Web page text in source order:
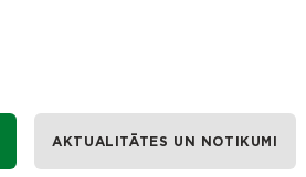
AKTUALITĀTES UN NOTIKUMI